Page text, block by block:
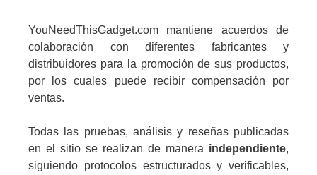
YouNeedThisGadget.com mantiene acuerdos de
colaboración con diferentes fabricantes y
distribuidores para la promoción de sus productos,
por los cuales puede recibir compensación por
ventas.
Todas las pruebas, análisis y reseñas publicadas
en el sitio se realizan de manera independiente,
siguiendo protocolos estructurados y verificables,